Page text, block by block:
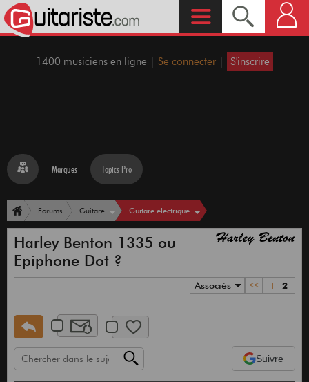
1400 musiciens en ligne | Se connecter | S'inscrire
Marques Topics Pro
Forums Guitare Guitare électrique
Harley Benton 1335 ou
Epiphone Dot ?
Associés << 1 2
Suivre